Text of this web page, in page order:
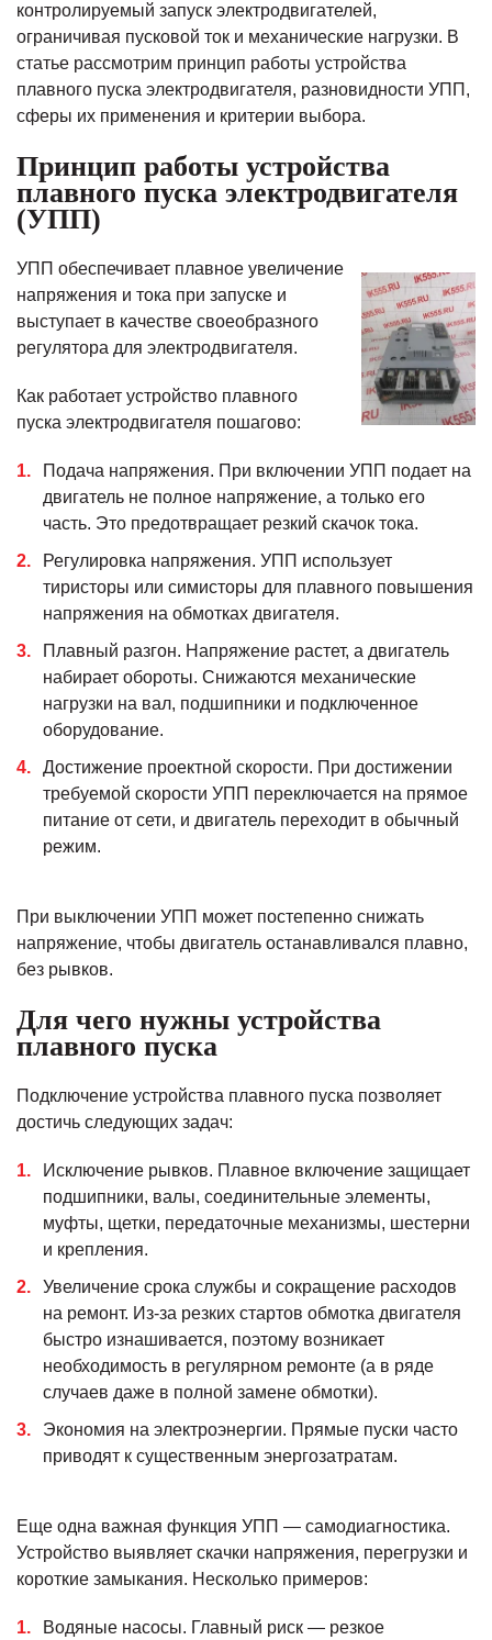
контролируемый запуск электродвигателей,
ограничивая пусковой ток и механические нагрузки. В
статье рассмотрим принцип работы устройства
плавного пуска электродвигателя, разновидности УПП,
сферы их применения и критерии выбора.
Принцип работы устройства
плавного пуска электродвигателя
(УПП)
УПП обеспечивает плавное увеличение
напряжения и тока при запуске и
выступает в качестве своеобразного
регулятора для электродвигателя.
Как работает устройство плавного
пуска электродвигателя пошагово:
Подача напряжения. При включении УПП подает на
двигатель не полное напряжение, а только его
часть. Это предотвращает резкий скачок тока.
Регулировка напряжения. УПП использует
тиристоры или симисторы для плавного повышения
напряжения на обмотках двигателя.
Плавный разгон. Напряжение растет, а двигатель
набирает обороты. Снижаются механические
нагрузки на вал, подшипники и подключенное
оборудование.
Достижение проектной скорости. При достижении
требуемой скорости УПП переключается на прямое
питание от сети, и двигатель переходит в обычный
режим.
При выключении УПП может постепенно снижать
напряжение, чтобы двигатель останавливался плавно,
без рывков.
Для чего нужны устройства
плавного пуска
Подключение устройства плавного пуска позволяет
достичь следующих задач:
Исключение рывков. Плавное включение защищает
подшипники, валы, соединительные элементы,
муфты, щетки, передаточные механизмы, шестерни
и крепления.
Увеличение срока службы и сокращение расходов
на ремонт. Из-за резких стартов обмотка двигателя
быстро изнашивается, поэтому возникает
необходимость в регулярном ремонте (а в ряде
случаев даже в полной замене обмотки).
Экономия на электроэнергии. Прямые пуски часто
приводят к существенным энергозатратам.
Еще одна важная функция УПП — самодиагностика.
Устройство выявляет скачки напряжения, перегрузки и
короткие замыкания. Несколько примеров:
Водяные насосы. Главный риск — резкое